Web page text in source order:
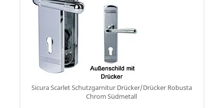
Sicura Scarlet Schutzgarnitur Drücker/Drücker Robusta
Chrom Südmetall